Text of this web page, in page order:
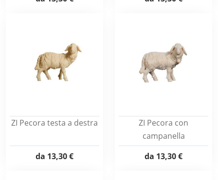
ZI Pecora testa a destra
da 13,30 €
ZI Pecora con
campanella
da 13,30 €